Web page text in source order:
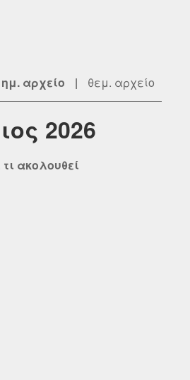
ημ. αρχείο | θεμ. αρχείο
2026
ακολουθεί